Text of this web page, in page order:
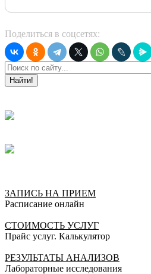
Поделиться в соцсетях:
Найти!
ЗАПИСЬ НА ПРИЕМ
Расписание онлайн
СТОИМОСТЬ УСЛУГ
Прайс услуг. Калькулятор
РЕЗУЛЬТАТЫ АНАЛИЗОВ
Лабораторные исследования